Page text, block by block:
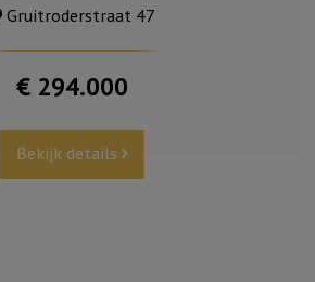
Gruitroderstraat 47
€ 294.000
Bekijk details